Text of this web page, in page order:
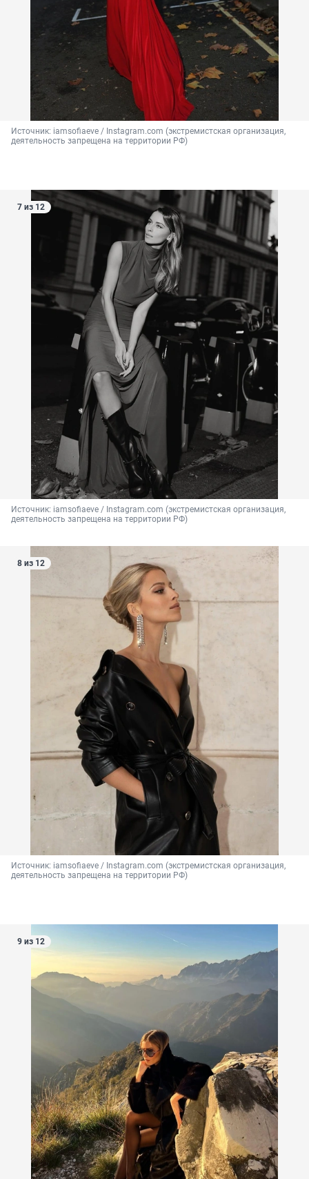
Источник: iamsofiaeve / Instagram.com (экстремистская организация,
деятельность запрещена на территории РФ)
7 из 12
Источник: iamsofiaeve / Instagram.com (экстремистская организация,
деятельность запрещена на территории РФ)
8 из 12
Источник: iamsofiaeve / Instagram.com (экстремистская организация,
деятельность запрещена на территории РФ)
9 из 12